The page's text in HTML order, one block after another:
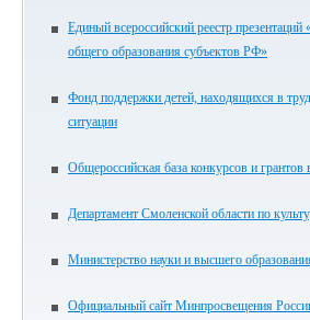
Единый всероссийский реестр
общего образования субъектов РФ»
Фонд поддержки детей, находящихся в
ситуации
Общероссийская база конкурсов и грантов
Департамент Смоленской области по
Министерство науки и высшего
Официальный сайт Минпросвещения